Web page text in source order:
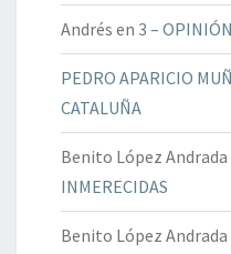
Andrés en 3 – OPINIÓN
PEDRO APARICIO
CATALUÑA
Benito López Andrada
INMERECIDAS
Benito López Andrada